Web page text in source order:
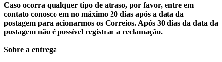
Caso ocorra qualquer tipo de atraso, por favor, entre em
contato conosco em no máximo 20 dias após a data da
postagem para acionarmos os Correios. Após 30 dias da data da
postagem não é possível registrar a reclamação.
Sobre a entrega